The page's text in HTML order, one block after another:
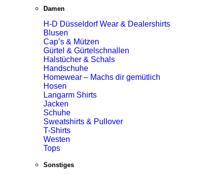
Damen
H-D Düsseldorf Wear & Dealershirts
Blusen
Cap’s & Mützen
Gürtel & Gürtelschnallen
Halstücher & Schals
Handschuhe
Homewear – Machs dir gemütlich
Hosen
Langarm Shirts
Jacken
Schuhe
Sweatshirts & Pullover
T-Shirts
Westen
Tops
Sonstiges